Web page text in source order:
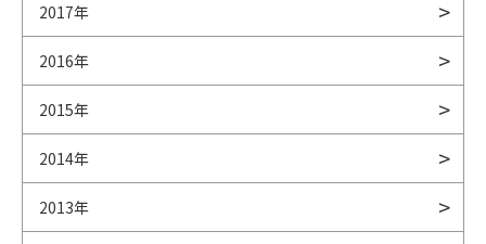
2017年
2016年
2015年
2014年
2013年